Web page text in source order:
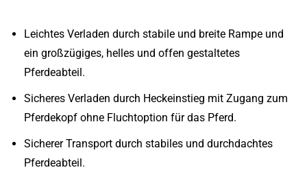
Leichtes Verladen durch stabile und breite Rampe und
ein großzügiges, helles und offen gestaltetes
Pferdeabteil.
Sicheres Verladen durch Heckeinstieg mit Zugang zum
Pferdekopf ohne Fluchtoption für das Pferd.
Sicherer Transport durch stabiles und durchdachtes
Pferdeabteil.